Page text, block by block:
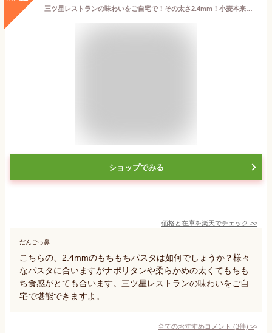
三ツ星レストランの味わいをご自宅で！その太さ2.4mm！小麦本来の旨味と甘みを感じるもちもちパスタ・マンチーニ スパゲットーニ 2.4mm【1kg】【常温/全温度帯可】【D+1】
ショップでみる
価格と在庫を楽天でチェック >>
だんごっ鼻
こちらの、2.4mmのもちもちパスタは如何でしょうか？様々
なパスタに合いますがナポリタンや柔らかめの太くてもちも
ち食感がとても合います。三ツ星レストランの味わいをご自
宅で堪能できますよ。
全てのおすすめコメント (3件) >